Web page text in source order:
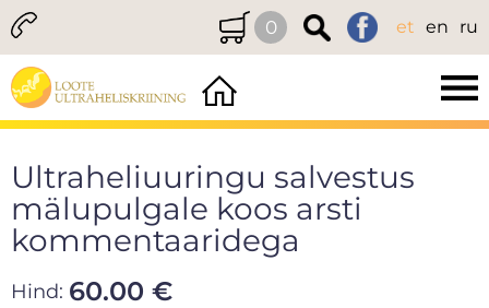
0 et en ru
Ultraheliuuringu salvestus
mälupulgale koos arsti
kommentaaridega
Hind: 60.00 €